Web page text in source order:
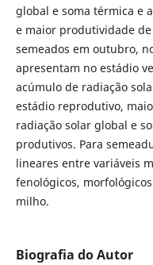
global e soma térmica e
e maior produtividade
semeados em outubro,
apresentam no estádio
acúmulo de radiação
estádio reprodutivo,
radiação solar global e
produtivos. Para
lineares entre variáveis
fenológicos,
milho.
Biografia do Autor